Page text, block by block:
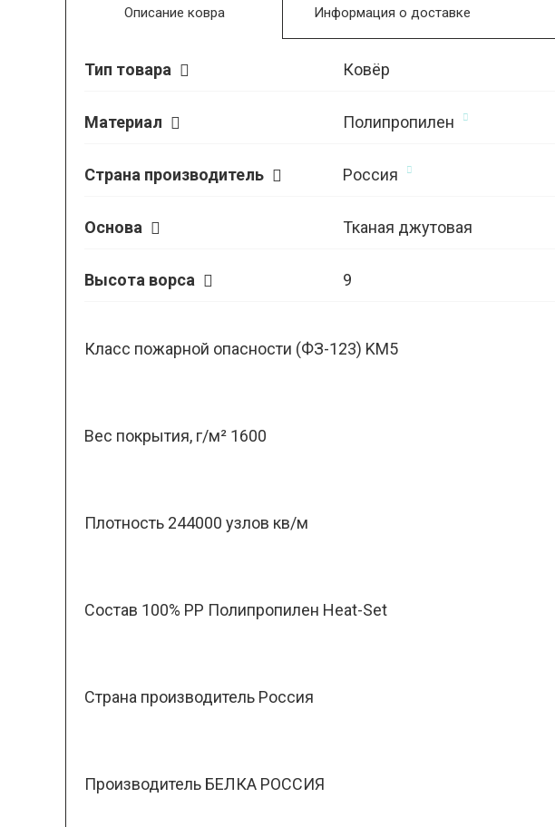
Описание ковра
Тип товара Ковёр
Материал Полипропилен
Страна производитель Россия
Основа Тканая джутовая
Высота ворса 9
Класс пожарной опасности (ФЗ-123) KM5
Вес покрытия, г/м² 1600
Плотность 244000 узлов кв/м
Состав 100% PP Полипропилен Heat-Set
Страна производитель Россия
Производитель БЕЛКА РОССИЯ
Информация о доставке